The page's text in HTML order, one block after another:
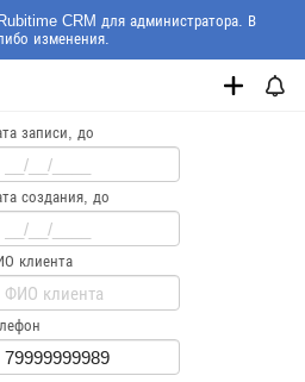
CRM для администратора. В
изменения.
записи, до
создания, до
клиента